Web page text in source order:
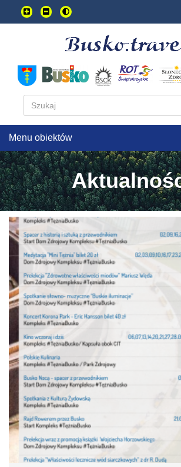
Przejdź
do
głownej
Menu obiektów